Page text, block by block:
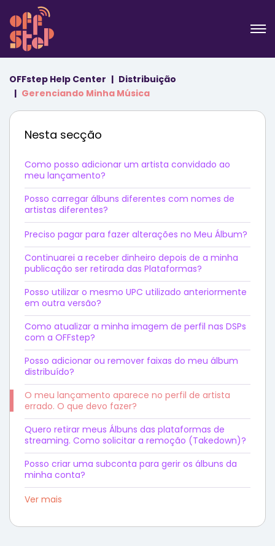
OFFstep Help Center
Distribuição
Gerenciando Minha Música
Nesta secção
Como posso adicionar um artista convidado ao
meu lançamento?
Posso carregar álbuns diferentes com nomes de
artistas diferentes?
Preciso pagar para fazer alterações no Meu Álbum?
Continuarei a receber dinheiro depois de a minha
publicação ser retirada das Plataformas?
Posso utilizar o mesmo UPC utilizado anteriormente
em outra versão?
Como atualizar a minha imagem de perfil nas DSPs
com a OFFstep?
Posso adicionar ou remover faixas do meu álbum
distribuído?
O meu lançamento aparece no perfil de artista
errado. O que devo fazer?
Quero retirar meus Álbuns das plataformas de
streaming. Como solicitar a remoção (Takedown)?
Posso criar uma subconta para gerir os álbuns da
minha conta?
Ver mais